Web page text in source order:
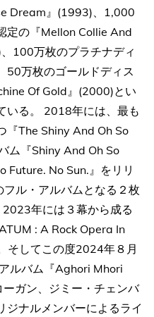
Dream』(1993)、1,000
定の『Mellon Collie And
100万枚のプラチナディ
50万枚のゴールドディス
Of Gold』(2000)とい
いる。 2018年には、最も
『The Shiny And Oh So
ム『Shiny And Oh So
Future. No Sun.』をリリ
ル・アルバムとなる２枚
年には３幕から成る
: A Rock Opera In
そしてこの度2024年８月
ルバム『Aghori Mhori
ガン、ジミー・チェンバ
ジナルメンバーによるライ